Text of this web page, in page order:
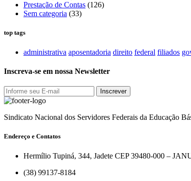
Prestação de Contas (126)
Sem categoria (33)
top tags
administrativa aposentadoria direito federal filiados
Inscreva-se em nossa Newsletter
Sindicato Nacional dos Servidores Federais da Educação
Endereço e Contatos
Hermílio Tupiná, 344, Jadete CEP 39480-000 –
(38) 99137-8184